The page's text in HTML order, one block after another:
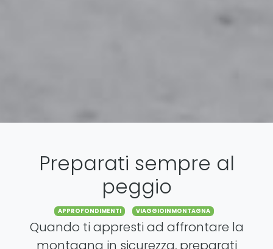
Preparati sempre al
peggio
Categories
APPROFONDIMENTI VIAGGIOINMONTAGNA
Quando ti appresti ad affrontare la
montagna in sicurezza, preparati